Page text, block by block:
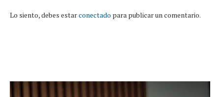
Lo siento, debes estarconectado para publicar un comentario.